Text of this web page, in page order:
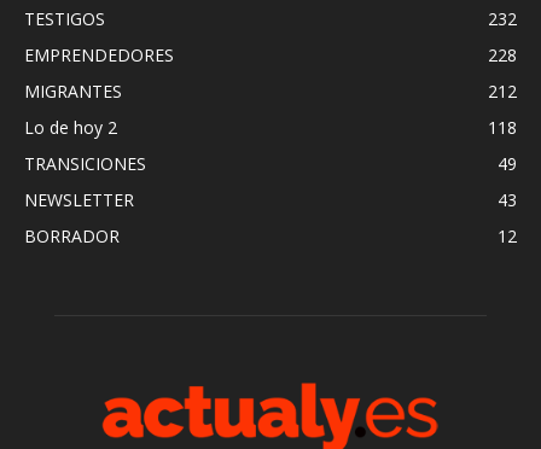
TESTIGOS
232
EMPRENDEDORES
228
MIGRANTES
212
Lo de hoy 2
118
TRANSICIONES
49
NEWSLETTER
43
BORRADOR
12